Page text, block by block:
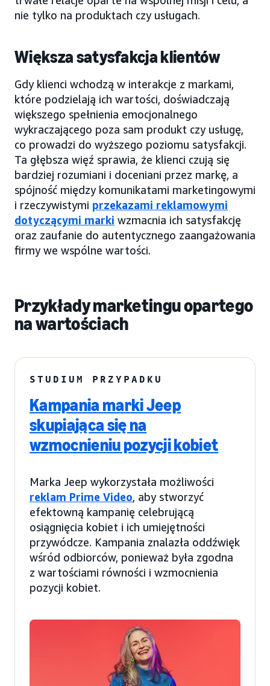
nie tylko na produktach czy usługach.
Większa satysfakcja klientów
Gdy klienci wchodzą w interakcje z markami,
które podzielają ich wartości, doświadczają
większego spełnienia emocjonalnego
wykraczającego poza sam produkt czy usługę,
co prowadzi do wyższego poziomu satysfakcji.
Ta głębsza więź sprawia, że klienci czują się
bardziej rozumiani i doceniani przez markę, a
spójność między komunikatami marketingowymi
i rzeczywistymi przekazami reklamowymi
dotyczącymi marki wzmacnia ich satysfakcję
oraz zaufanie do autentycznego zaangażowania
firmy we wspólne wartości.
Przykłady marketingu opartego
na wartościach
STUDIUM PRZYPADKU
Kampania marki Jeep
skupiająca się na
wzmocnieniu pozycji kobiet
Marka Jeep wykorzystała możliwości
reklam Prime Video, aby stworzyć
efektowną kampanię celebrującą
osiągnięcia kobiet i ich umiejętności
przywódcze. Kampania znalazła oddźwięk
wśród odbiorców, ponieważ była zgodna
z wartościami równości i wzmocnienia
pozycji kobiet.